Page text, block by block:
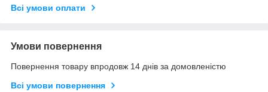
Всі умови оплати
Умови повернення
Повернення товару впродовж 14 днів за домовленістю
Всі умови повернення